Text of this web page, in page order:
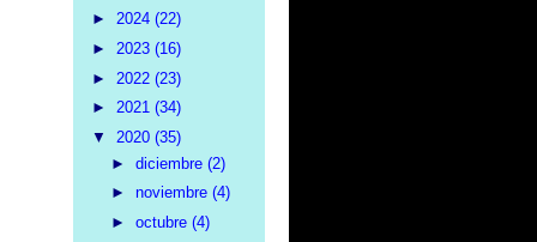
► 2024 (22)
► 2023 (16)
► 2022 (23)
► 2021 (34)
▼ 2020 (35)
► diciembre (2)
► noviembre (4)
► octubre (4)